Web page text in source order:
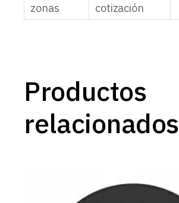
zonas
cotización
Productos
relacionados